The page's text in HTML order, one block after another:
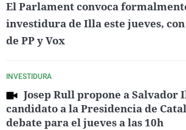
El Parlament convoca
investidura de Illa este jueves,
de PP y Vox
INVESTIDURA
Josep Rull propone a Salvador
candidato a la Presidencia de
debate para el jueves a las 10h